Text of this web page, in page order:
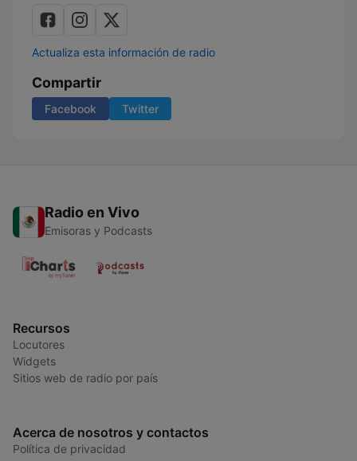
Actualiza esta información de radio
Compartir
Facebook Twitter
Radio en Vivo
Emisoras y Podcasts
Recursos
Locutores
Widgets
Sitios web de radio por país
Acerca de nosotros y contactos
Política de privacidad